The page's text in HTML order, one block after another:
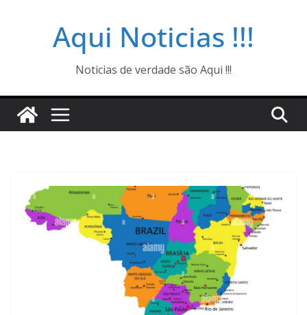
Aqui Noticias !!!
Noticias de verdade são Aqui !!!